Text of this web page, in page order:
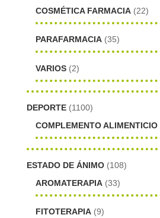
COSMÉTICA FARMACIA (22)
PARAFARMACIA (35)
VARIOS (2)
DEPORTE (1100)
COMPLEMENTO ALIMENTICIO
ESTADO DE ÁNIMO (108)
AROMATERAPIA (33)
FITOTERAPIA (9)